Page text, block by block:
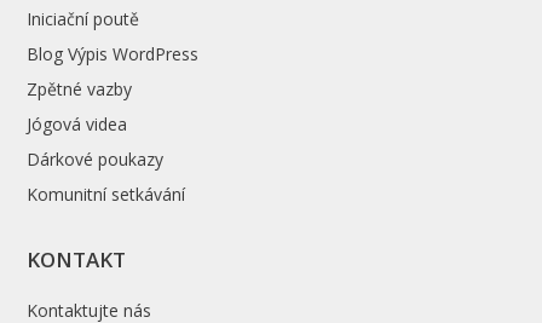
Iniciační poutě
Blog Výpis WordPress
Zpětné vazby
Jógová videa
Dárkové poukazy
Komunitní setkávání
KONTAKT
Kontaktujte nás